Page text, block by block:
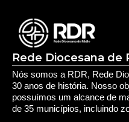
Fale com a RDR
Redes Sociais
Saúde e
Espiritualidade
Educação e